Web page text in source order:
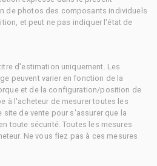
de photos des composants individuels
et peut ne pas indiquer l'état de
d'estimation uniquement. Les
peuvent varier en fonction de la
et de la configuration/position de
à l'acheteur de mesurer toutes les
site de vente pour s'assurer que la
toute sécurité. Toutes les mesures
Ne vous fiez pas à ces mesures